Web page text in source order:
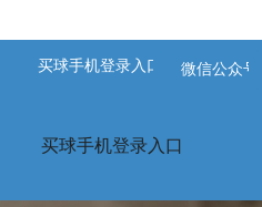
买球手机登录入口-买球(中国)
微信公众号
买球手机登录入口